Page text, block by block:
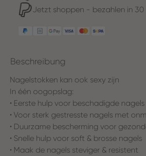
Jetzt shoppen - bezahlen in 30
Beschreibung
Nagelstokken kan ook sexy zijn
In één oogopslag:
• Eerste hulp voor beschadigde nagels
• Voor sterk gestresste nagels met
• Duurzame bescherming voor
• Snelle hulp voor soft & brosse nagels
• Maak de nagels steviger & resistent